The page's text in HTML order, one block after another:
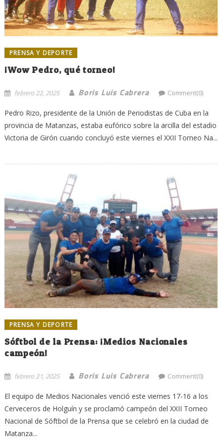
PRENSA Y DEPORTE
¡Wow Pedro, qué torneo!
febrero 22, 2025 Boris Luis Cabrera Comment(0)
Pedro Rizo, presidente de la Unión de Periodistas de Cuba en la
provincia de Matanzas, estaba eufórico sobre la arcilla del estadio
Victoria de Girón cuando concluyó este viernes el XXII Torneo Na...
PRENSA Y DEPORTE
Sóftbol de la Prensa: ¡Medios Nacionales
campeón!
febrero 21, 2025 Boris Luis Cabrera Comment(0)
El equipo de Medios Nacionales venció este viernes 17-16 a los
Cerveceros de Holguín y se proclamó campeón del XXII Torneo
Nacional de Sóftbol de la Prensa que se celebró en la ciudad de
Matanza...